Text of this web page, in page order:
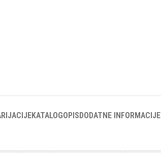
KATALOGOPISDODATNE INFORMACIJE